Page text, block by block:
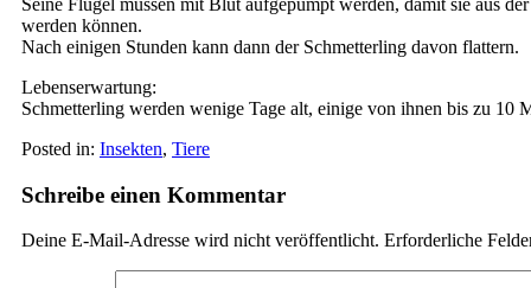
werden können.
Nach einigen Stunden kann dann der Schmetterling davon flattern.
Lebenserwartung:
Schmetterling werden wenige Tage alt, einige von ihnen bis zu 10
Posted in: Insekten, Tiere
Schreibe einen Kommentar
Deine E-Mail-Adresse wird nicht veröffentlicht. Erforderliche